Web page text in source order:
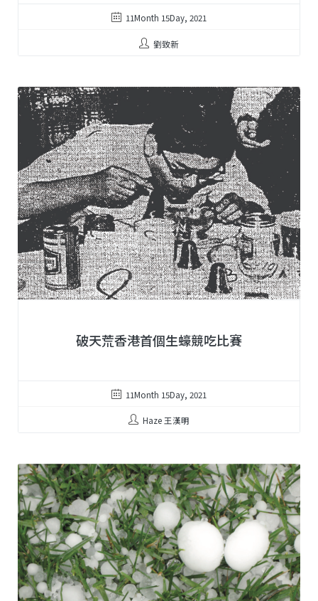
11Month 15Day, 2021
劉致新
破天荒香港首個生蠔競吃比賽
11Month 15Day, 2021
Haze 王漢明